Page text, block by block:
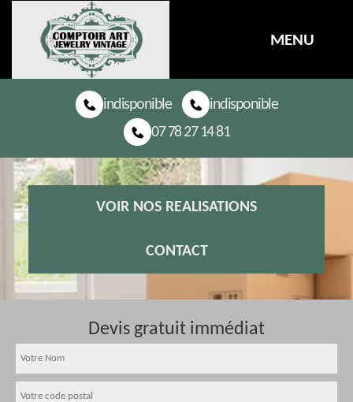
MENU
indisponible
indisponible
07 78 27 14 81
VOIR NOS REALISATIONS
CONTACT
Devis gratuit immédiat